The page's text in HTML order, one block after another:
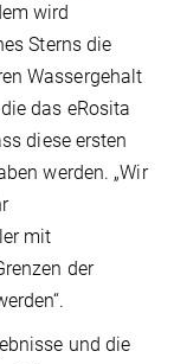
wird
Sterns die
Wassergehalt
das eRosita
diese ersten
werden. „Wir
mit
der
und die